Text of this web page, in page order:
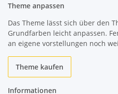
Theme anpassen
Das Theme lässt sich über den
Grundfarben leicht anpassen.
an eigene vorstellungen noch
Theme kaufen
Informationen